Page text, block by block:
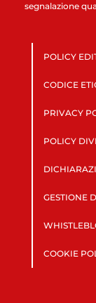
segnalazione
POLICY
CODICE
PRIVACY
POLICY
GESTIONE
COOKIE